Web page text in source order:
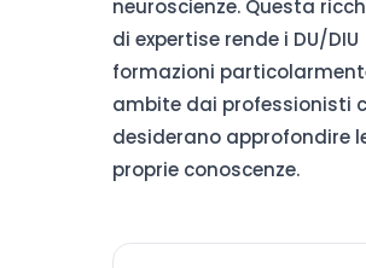
neuroscienze. Questa
di expertise rende i DU/DIU
formazioni
ambite dai professionisti
desiderano approfondire
proprie conoscenze.